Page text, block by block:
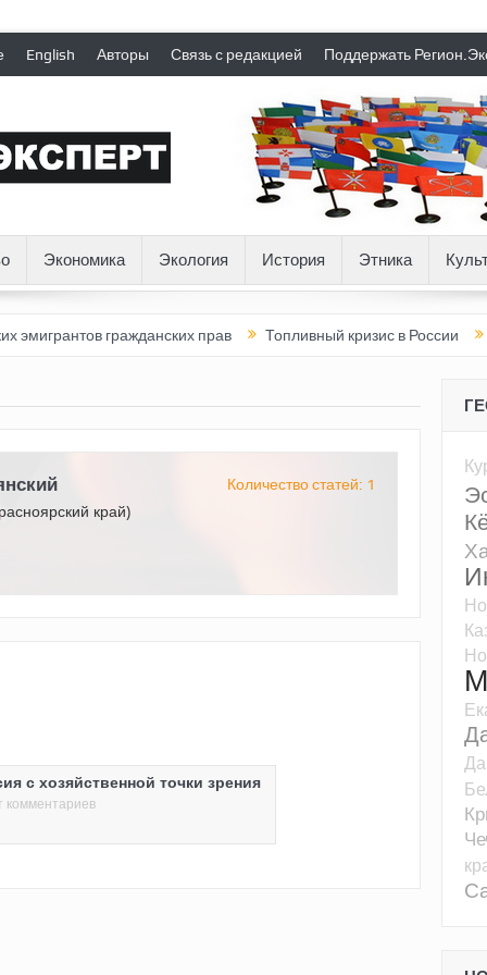
English Авторы Связь с редакцией Поддержать
Экономика Экология История Этника
гражданских прав Топливный кризис в России
Количество статей: 1
край)
с хозяйственной точки зрения
комментариев